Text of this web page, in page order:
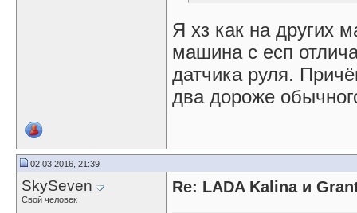
Я хз как на других
машина с есп
датчика руля.
два дороже
02.03.2016, 21:39
SkySeven
Свой человек
Re: LADA Kalina и